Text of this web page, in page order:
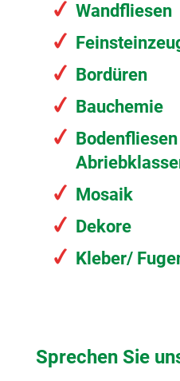
Wandfliesen
Bordüren
Bauchemie
Mosaik
Dekore
Kleber/
Sprechen Sie